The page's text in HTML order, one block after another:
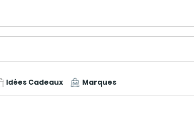
Idées Cadeaux Marques